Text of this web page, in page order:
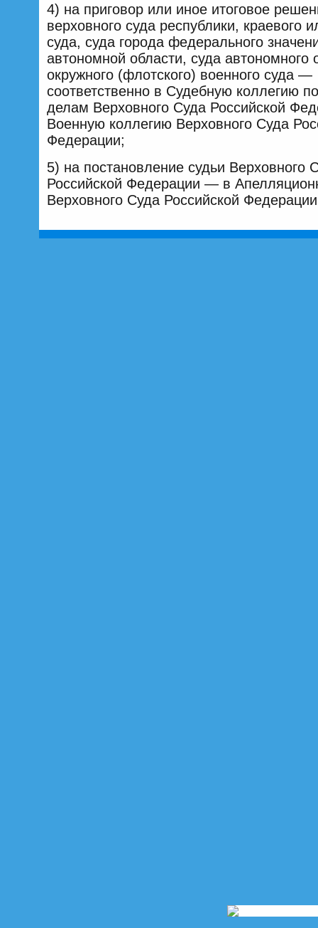
4) на приговор или иное итоговое
верховного суда республики, краевого
суда, суда города федерального
автономной области, суда автономного
окружного (флотского) военного суда —
соответственно в Судебную коллегию
делам Верховного Суда Российской
Военную коллегию Верховного Суда
Федерации;
5) на постановление судьи Верховного
Российской Федерации — в
Верховного Суда Российской